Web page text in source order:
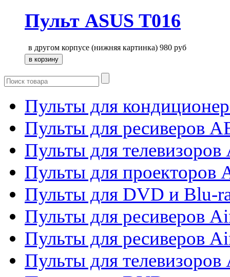
Пульт ASUS T016
в другом корпусе (нижняя картинка) 980 руб
Пульты для
Пульты для ресиверов
Пульты для телевизоров
Пульты для проекторов
Пульты для DVD и Blu-
Пульты для ресиверов
Пульты для ресиверов
Пульты для телевизоров